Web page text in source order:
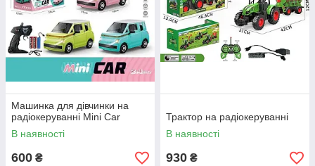
Машинка для дівчинки на
радіокеруванні Mini Car
В наявності
600 ₴
Трактор на радіокеруванні
В наявності
930 ₴